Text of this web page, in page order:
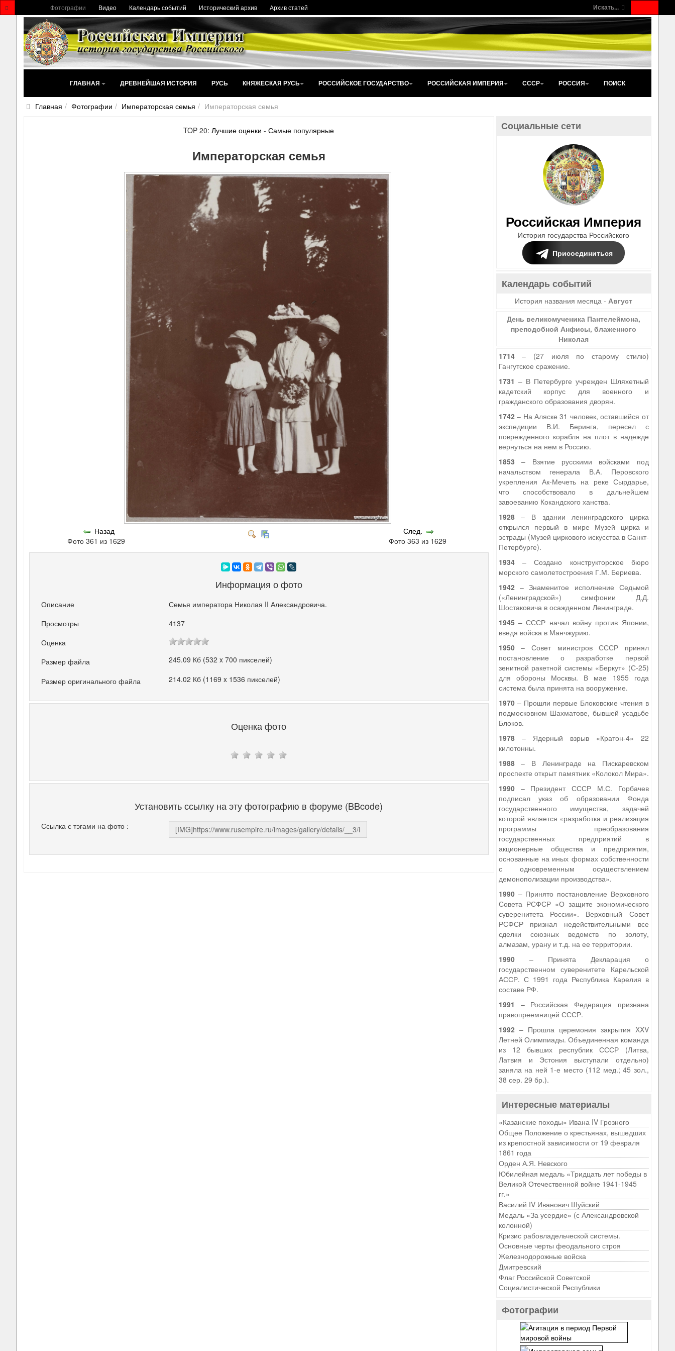
Искать...
Фотографии Видео Календарь событий Исторический архив Архив статей
ГЛАВНАЯ ДРЕВНЕЙШАЯ ИСТОРИЯ РУСЬ КНЯЖЕСКАЯ РУСЬ РОССИЙСКОЕ ГОСУДАРСТВО РОССИЙСКАЯ ИМПЕРИЯ СССР РОССИЯ ПОИСК
Главная Фотографии Императорская семья Императорская семья
TOP 20:Лучшие оценки -Самые популярные
Императорская семья
Назад
Фото 361 из 1629
След.
Фото 363 из 1629
Информация о фото
Описание
Семья императора Николая II Александровича.
Просмотры
4137
Оценка
Размер файла
245.09 Кб (532 x 700 пикселей)
Размер оригинального файла 214.02 Кб (1169 x 1536 пикселей)
Оценка фото
Установить ссылку на эту фотографию в форуме (BBcode)
Ссылка с тэгами на фото :
Социальные сети
Российская Империя
История государства Российского
Присоединиться
Календарь событий
История названия месяца -Август
День великомученика Пантелеймона,
преподобной Анфисы, блаженного
Николая
1714– (27 июля по старому стилю)
Гангутское сражение.
1731 – В Петербурге учрежден Шляхетный
кадетский корпус для военного и
гражданского образования дворян.
1742– На Аляске 31 человек, оставшийся от
экспедиции В.И. Беринга, пересел с
поврежденного корабля на плот в надежде
вернуться на нем в Россию.
1853 – Взятие русскими войсками под
начальством генерала В.А. Перовского
укрепления Ак-Мечеть на реке Сырдарье,
что способствовало в дальнейшем
завоеванию Кокандского ханства.
1928– В здании ленинградского цирка
открылся первый в мире Музей цирка и
эстрады (Музей циркового искусства в Санкт-
Петербурге).
1934– Создано конструкторское бюро
морского самолетостроения Г.М. Бериева.
1942– Знаменитое исполнение Седьмой
(«Ленинградской») симфонии Д.Д.
Шостаковича в осажденном Ленинграде.
1945– СССР начал войну против Японии,
введя войска в Манчжурию.
1950– Совет министров СССР принял
постановление о разработке первой
зенитной ракетной системы «Беркут» (С-25)
для обороны Москвы. В мае 1955 года
система была принята на вооружение.
1970– Прошли первые Блоковские чтения в
подмосковном Шахматове, бывшей усадьбе
Блоков.
1978– Ядерный взрыв «Кратон-4» 22
килотонны.
1988– В Ленинграде на Пискаревском
проспекте открыт памятник «Колокол Мира».
1990– Президент СССР М.С. Горбачев
подписал указ об образовании Фонда
государственного имущества, задачей
которой является «разработка и реализация
программы преобразования
государственных предприятий в
акционерные общества и предприятия,
основанные на иных формах собственности
с одновременным осуществлением
демонополизации производства».
1990– Принято постановление Верховного
Совета РСФСР «О защите экономического
суверенитета России». Верховный Совет
РСФСР признал недействительными все
сделки союзных ведомств по золоту,
алмазам, урану и т.д. на ее территории.
1990– Принята Декларация о
государственном суверенитете Карельской
АССР. С 1991 года Республика Карелия в
составе РФ.
1991 – Российская Федерация признана
правопреемницей СССР.
1992– Прошла церемония закрытия XXV
Летней Олимпиады. Объединенная команда
из 12 бывших республик СССР (Литва,
Латвия и Эстония выступали отдельно)
заняла на ней 1-е место (112 мед.; 45 зол.,
38 сер. 29 бр.).
Интересные материалы
«Казанские походы» Ивана IV Грозного
Общее Положение о крестьянах, вышедших
из крепостной зависимости от 19 февраля
1861 года
Орден А.Я. Невского
Юбилейная медаль «Тридцать лет победы в
Великой Отечественной войне 1941-1945
гг.»
Василий IV Иванович Шуйский
Медаль «За усердие» (с Александровской
колонной)
Кризис рабовладельческой системы.
Основные черты феодального строя
Железнодорожные войска
Дмитревский
Флаг Российской Советской
Социалистической Республики
Фотографии